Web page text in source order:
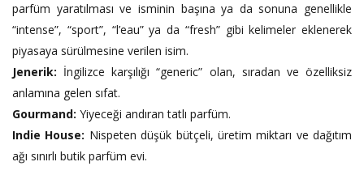
parfüm yaratılması ve isminin başına ya da sonuna genellikle
“intense”, “sport”, “l’eau” ya da “fresh” gibi kelimeler eklenerek
piyasaya sürülmesine verilen isim.
Jenerik: İngilizce karşılığı “generic” olan, sıradan ve özelliksiz
anlamına gelen sıfat.
Gourmand: Yiyeceği andıran tatlı parfüm.
Indie House: Nispeten düşük bütçeli, üretim miktarı ve dağıtım
ağı sınırlı butik parfüm evi.